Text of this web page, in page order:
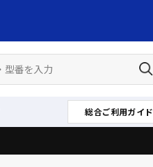
総合ご利用ガイド